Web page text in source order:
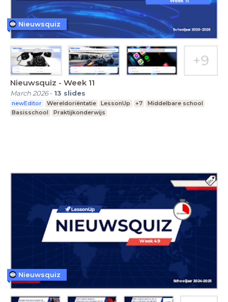
Nieuwsquiz - Week 11
March 2026- 13 slides
newEditor Wereldoriëntatie LessonUp +7
Middelbare school
Basisschool
Praktijkonderwijs
Nieuwsquiz
Nieuwsquiz